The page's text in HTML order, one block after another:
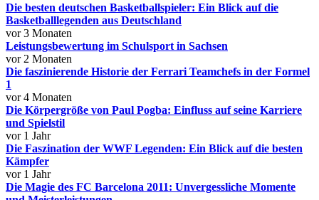
Die besten deutschen Basketballspieler: Ein Blick auf die
Basketballlegenden aus Deutschland
vor 3 Monaten
Leistungsbewertung im Schulsport in Sachsen
vor 2 Monaten
Die faszinierende Historie der Ferrari Teamchefs in der Formel
1
vor 4 Monaten
Die Körpergröße von Paul Pogba: Einfluss auf seine Karriere
und Spielstil
vor 1 Jahr
Die Faszination der WWF Legenden: Ein Blick auf die besten
Kämpfer
vor 1 Jahr
Die Magie des FC Barcelona 2011: Unvergessliche Momente